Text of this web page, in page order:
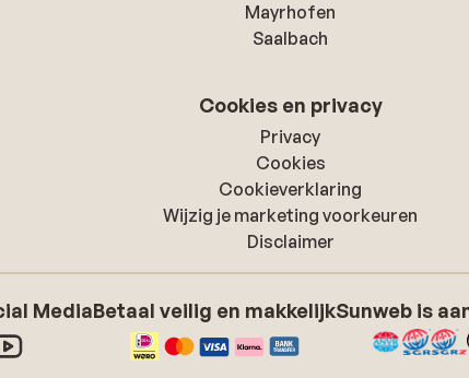
Mayrhofen
Saalbach
Cookies en privacy
Privacy
Cookies
Cookieverklaring
Wijzig je marketing voorkeuren
Disclaimer
MediaBetaal veilig en makkelijkSunweb is